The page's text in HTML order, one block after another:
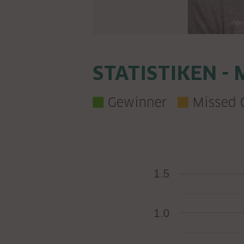
STATISTIKEN -
Gewinner Missed
1.0
1.5